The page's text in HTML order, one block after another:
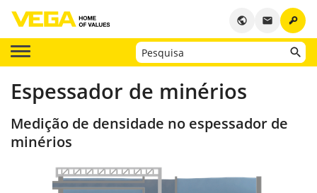
key
email
public
Espessador de minérios
Medição de densidade no espessador de
minérios